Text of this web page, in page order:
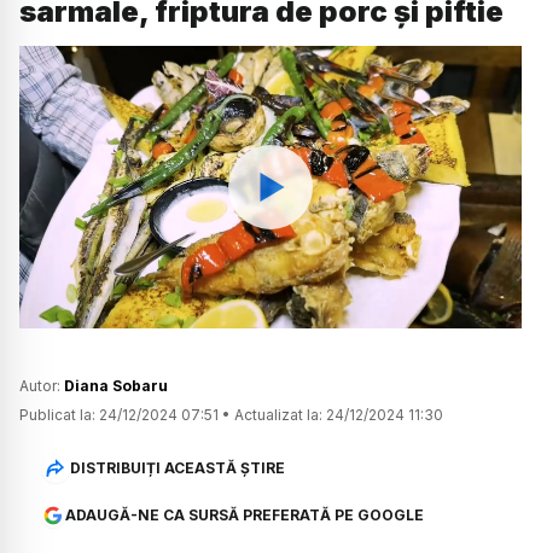
sarmale, friptura de porc și piftie
Watch
Autor: Diana Sobaru
Publicat la: 24/12/2024 07:51 • Actualizat la: 24/12/2024 11:30
DISTRIBUIȚI ACEASTĂ ȘTIRE
ADAUGĂ-NE CA SURSĂ PREFERATĂ PE GOOGLE